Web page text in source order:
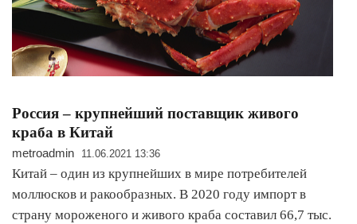
Россия – крупнейший поставщик живого
краба в Китай
metroadmin 11.06.2021 13:36
Китай – один из крупнейших в мире потребителей
моллюсков и ракообразных. В 2020 году импорт в
страну мороженого и живого краба составил 66,7 тыс.